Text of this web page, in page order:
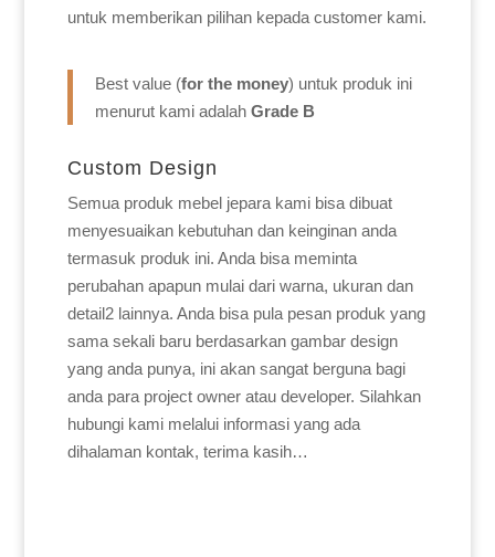
untuk memberikan pilihan kepada customer kami.
Best value (for the money) untuk produk ini
menurut kami adalah Grade B
Custom Design
Semua produk mebel jepara kami bisa dibuat
menyesuaikan kebutuhan dan keinginan anda
termasuk produk ini. Anda bisa meminta
perubahan apapun mulai dari warna, ukuran dan
detail2 lainnya. Anda bisa pula pesan produk yang
sama sekali baru berdasarkan gambar design
yang anda punya, ini akan sangat berguna bagi
anda para project owner atau developer. Silahkan
hubungi kami melalui informasi yang ada
dihalaman kontak, terima kasih…